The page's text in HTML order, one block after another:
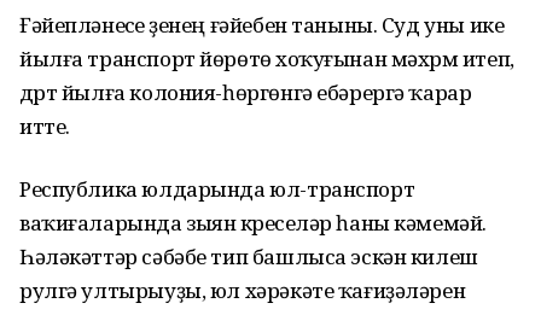
Ғәйепләнеүсе үҙенең ғәйебен таныны. Суд уны ике
йылға транспорт йөрөтөү хоҡуғынан мәхрүм итеп,
дүрт йылға колония-һөргөнгә ебәрергә ҡарар
итте.
Республика юлдарында юл-транспорт
ваҡиғаларында зыян күреүселәр һаны кәмемәй.
Һәләкәттәр сәбәбе тип башлыса эскән килеш
рулгә ултырыуҙы, юл хәрәкәте ҡағиҙәләрен